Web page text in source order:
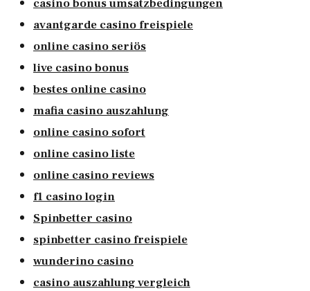
casino bonus umsatzbedingungen
avantgarde casino freispiele
online casino seriös
live casino bonus
bestes online casino
mafia casino auszahlung
online casino sofort
online casino liste
online casino reviews
f1 casino login
Spinbetter casino
spinbetter casino freispiele
wunderino casino
casino auszahlung vergleich